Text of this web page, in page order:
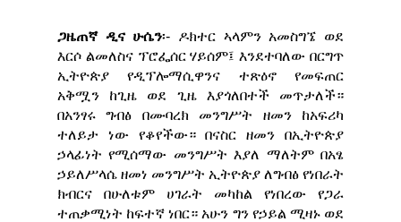
ጋዜጠኛ ዲና ሁሴን፡- ዶክተር ኣላምን አመስግኜ ወደ
እርሶ ልመለስና ፕሮፌሰር ሃይሰም፤ እንደተባለው በርግጥ
ኢትዮጵያ የዲፕሎማሲዋንና ተጽዕኖ የመፍጠር
አቅሟን ከጊዜ ወደ ጊዜ እያጎለበተች መጥታለች።
በአንፃሩ ግብፅ በሙባረክ መንግሥት ዘመን ከአፍሪካ
ተለይታ ነው የቆየችው። በናስር ዘመን በኢትዮጵያ
ኃላፊነት የሚሰማው መንግሥት እያለ ማለትም በአፄ
ኃይለሥላሴ ዘመነ መንግሥት ኢትዮጵያ ለግብፅ የነበራት
ክብርና በሁለቱም ሀገራት መካከል የነበረው የጋራ
ተጠቃሚነት ከፍተኛ ነበር። አሁን ግን የኃይል ሚዛኑ ወደ